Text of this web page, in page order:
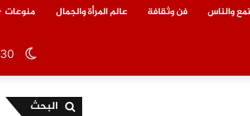
والناس فن وثقافة عالم المرأة والجمال منوعات
30
البحث